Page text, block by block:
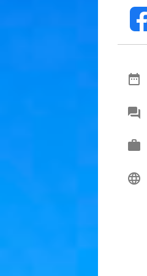
fb
date_range
chat
work
language